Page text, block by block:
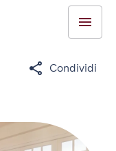
Condividi